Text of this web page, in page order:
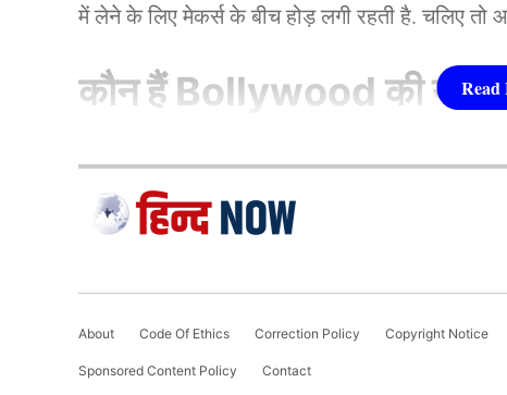
में लेने के लिए मेकर्स के बीच होड़ लगी रहती है. चलिए
कौन हैंBollywood की यह
1.दीपिका पादुकोण (
फिल्मों में ‘कॉकटेल’, ‘छपाक’, ‘पठान’, ‘जवान’ और
About Code Of Ethics Correction Policy Copyright Notice
Sponsored Content Policy Contact